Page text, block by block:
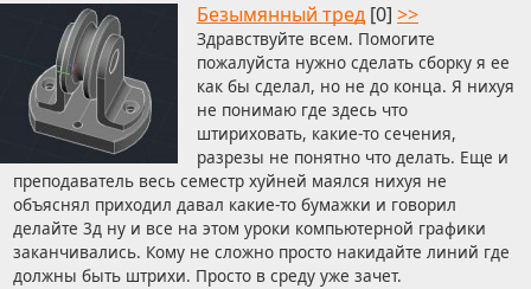
Безымянный тред [0] >>
Здравствуйте всем. Помогите
пожалуйста нужно сделать сборку я ее
как бы сделал, но не до конца. Я нихуя
не понимаю где здесь что
штириховать, какие-то сечения,
разрезы не понятно что делать. Еще и
преподаватель весь семестр хуйней маялся нихуя не
объяснял приходил давал какие-то бумажки и говорил
делайте 3д ну и все на этом уроки компьютерной графики
заканчивались. Кому не сложно просто накидайте линий где
должны быть штрихи. Просто в среду уже зачет.